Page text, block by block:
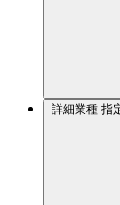
詳細業種 指